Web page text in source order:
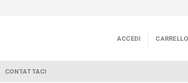
ACCEDI
CONTATTACI